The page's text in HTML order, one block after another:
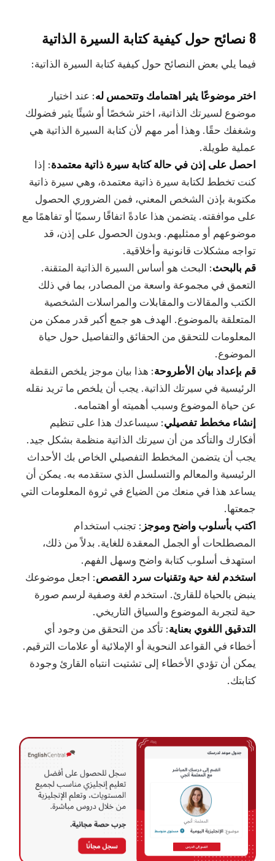
8 نصائح حول كيفية كتابة السيرة الذاتية
فيما يلي بعض النصائح حول كيفية كتابة السيرة الذاتية:
اختر موضوعًا يثير اهتمامك وتتحمس له: عند اختيار
موضوع لسيرتك الذاتية، اختر شخصًا أو شيئًا يثير فضولك
وشغفك حقًا. وهذا أمر مهم لأن كتابة السيرة الذاتية هي
عملية طويلة.
احصل على إذن في حالة كتابة سيرة ذاتية معتمدة: إذا
كنت تخطط لكتابة سيرة ذاتية معتمدة، وهي سيرة ذاتية
مكتوبة بإذن الشخص المعني، فمن الضروري الحصول
على موافقته. يتضمن هذا عادةً اتفاقًا رسميًا أو تفاهمًا مع
موضوعهم أو ممثليهم. وبدون الحصول على إذن، قد
تواجه مشكلات قانونية وأخلاقية.
قم بالبحث: البحث هو أساس السيرة الذاتية المتقنة.
التعمق في مجموعة واسعة من المصادر، بما في ذلك
الكتب والمقالات والمقابلات والمراسلات الشخصية
المتعلقة بالموضوع. الهدف هو جمع أكبر قدر ممكن من
المعلومات للتحقق من الحقائق والتفاصيل حول حياة
الموضوع.
قم بإعداد بيان الأطروحة: هذا بيان موجز يلخص النقطة
الرئيسية في سيرتك الذاتية. يجب أن يلخص ما تريد نقله
عن حياة الموضوع وسبب أهميته أو اهتمامه.
إنشاء مخطط تفصيلي: سيساعدك هذا على تنظيم
أفكارك والتأكد من أن سيرتك الذاتية منظمة بشكل جيد.
يجب أن يتضمن المخطط التفصيلي الخاص بك الأحداث
الرئيسية والمعالم والتسلسل الذي ستقدمه به. يمكن أن
يساعد هذا في منعك من الضياع في ثروة المعلومات التي
جمعتها.
اكتب بأسلوب واضح وموجز : تجنب استخدام
المصطلحات أو الجمل المعقدة للغاية. بدلاً من ذلك،
استهدف أسلوب كتابة واضح وسهل الفهم.
استخدم لغة حية وتقنيات سرد القصص: اجعل موضوعك
ينبض بالحياة للقارئ. استخدم لغة وصفية لرسم صورة
حية لتجربة الموضوع والسياق التاريخي.
التدقيق اللغوي بعناية: تأكد من التحقق من وجود أي
أخطاء في القواعد النحوية أو الإملائية أو علامات الترقيم.
يمكن أن تؤدي الأخطاء إلى تشتيت انتباه القارئ وجودة
كتابتك.